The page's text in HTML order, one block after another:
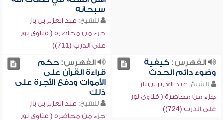
سبحانه
للشيخ: عبد العزيز بن باز
جزء من محاضرة ( فتاوى نور
على الدرب (711))
الفهرس:كيفية
وضوء دائم الحدث
للشيخ: عبد العزيز بن باز
جزء من محاضرة ( فتاوى نور
على الدرب (724))
الفهرس:حكم
قراءة القرآن على
الأموات ودفع الأجرة على
ذلك
للشيخ: عبد العزيز بن باز
جزء من محاضرة ( فتاوى نور